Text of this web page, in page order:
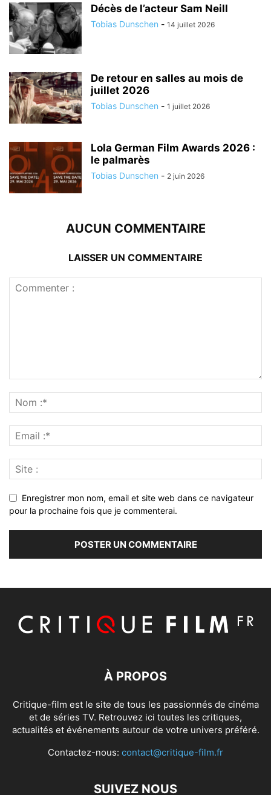
Décès de l’acteur Sam Neill
Tobias Dunschen - 14 juillet 2026
De retour en salles au mois de
juillet 2026
Tobias Dunschen - 1 juillet 2026
Lola German Film Awards 2026 :
le palmarès
Tobias Dunschen - 2 juin 2026
AUCUN COMMENTAIRE
LAISSER UN COMMENTAIRE
Enregistrer mon nom, email et site web dans ce navigateur
pour la prochaine fois que je commenterai.
À PROPOS
Critique-film est le site de tous les passionnés de cinéma
et de séries TV. Retrouvez ici toutes les critiques,
actualités et événements autour de votre univers préféré.
Contactez-nous: contact@critique-film.fr
SUIVEZ NOUS